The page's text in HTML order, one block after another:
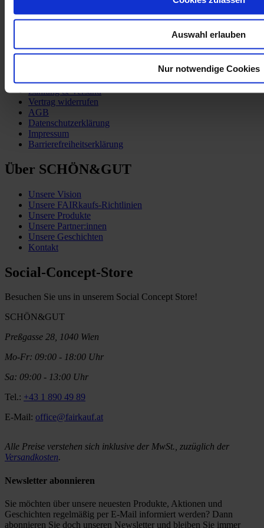
Auswahl erlauben
Nur notwendige Cookies
Zahlung & Versand
Vertrag widerrufen
AGB
Datenschutzerklärung
Impressum
Barrierefreiheitserklärung
Über SCHÖN&GUT
Unsere Vision
Unsere FAIRkaufs-Richtlinien
Unsere Produkte
Unsere Partner:innen
Unsere Geschichten
Kontakt
Social-Concept-Store
Besuchen Sie uns in unserem Social Concept Store!
SCHÖN&GUT
Preßgasse 28, 1040 Wien
Mo-Fr: 09:00 - 18:00 Uhr
Sa: 09:00 - 13:00 Uhr
Tel.: +43 1 890 49 89
E-Mail: office@fairkauf.at
Alle Preise verstehen sich inklusive der MwSt., zuzüglich der
Versandkosten.
Newsletter abonnieren
Sie möchten über unsere neuesten Produkte, Aktionen und
Geschichten regelmäßig per E-Mail informiert werden? Dann
abonnieren Sie doch unseren Newsletter und bleiben Sie immer